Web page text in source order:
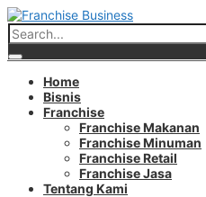
Home
Bisnis
Franchise
Franchise Makanan
Franchise Minuman
Franchise Retail
Franchise Jasa
Tentang Kami